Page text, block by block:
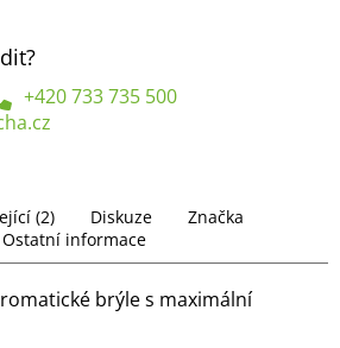
+420 733 735 500
(2) Diskuze
Značka
Ostatní informace
brýle s maximální